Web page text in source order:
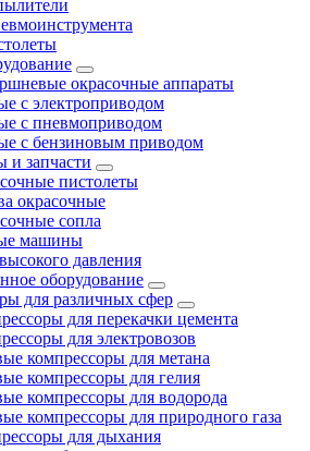
окрасочные аппараты
с электроприводом
с пневмоприводом
с бензиновым приводом
и запчасти
пистолеты
окрасочные
сопла
машины
давления
оборудование
для различных сфер
для перекачки цемента
для электровозов
компрессоры для метана
компрессоры для гелия
компрессоры для водорода
компрессоры для природного газа
для дыхания